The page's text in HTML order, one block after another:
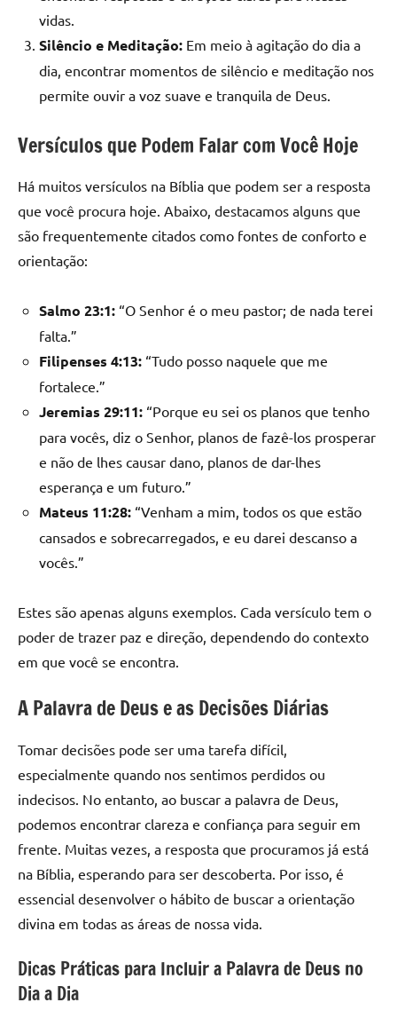
vidas.
Silêncio e Meditação: Em meio à agitação do dia a
dia, encontrar momentos de silêncio e meditação nos
permite ouvir a voz suave e tranquila de Deus.
Versículos que Podem Falar com Você Hoje
Há muitos versículos na Bíblia que podem ser a resposta
que você procura hoje. Abaixo, destacamos alguns que
são frequentemente citados como fontes de conforto e
orientação:
Salmo 23:1: “O Senhor é o meu pastor; de nada terei
falta.”
Filipenses 4:13: “Tudo posso naquele que me
fortalece.”
Jeremias 29:11: “Porque eu sei os planos que tenho
para vocês, diz o Senhor, planos de fazê-los prosperar
e não de lhes causar dano, planos de dar-lhes
esperança e um futuro.”
Mateus 11:28: “Venham a mim, todos os que estão
cansados e sobrecarregados, e eu darei descanso a
vocês.”
Estes são apenas alguns exemplos. Cada versículo tem o
poder de trazer paz e direção, dependendo do contexto
em que você se encontra.
A Palavra de Deus e as Decisões Diárias
Tomar decisões pode ser uma tarefa difícil,
especialmente quando nos sentimos perdidos ou
indecisos. No entanto, ao buscar a palavra de Deus,
podemos encontrar clareza e confiança para seguir em
frente. Muitas vezes, a resposta que procuramos já está
na Bíblia, esperando para ser descoberta. Por isso, é
essencial desenvolver o hábito de buscar a orientação
divina em todas as áreas de nossa vida.
Dicas Práticas para Incluir a Palavra de Deus no
Dia a Dia